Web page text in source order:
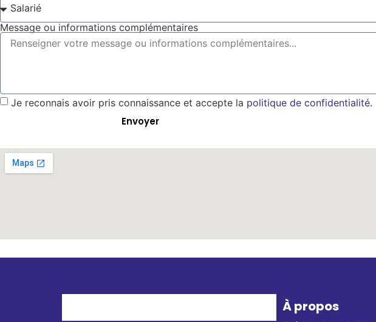
Message ou informations complémentaires
Je reconnais avoir pris connaissance et accepte la politique de confidentialité.
Envoyer
À propos